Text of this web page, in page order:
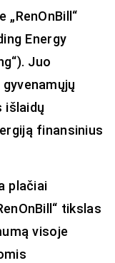
Energy
Juo
išlaidų
finansinius
plačiai
tikslas
visoje